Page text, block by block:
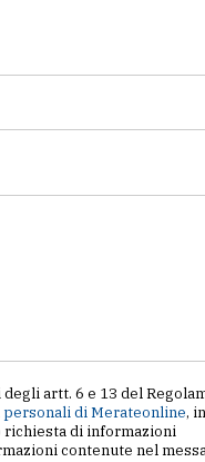
artt. 6 e 13 del
di Merateonline,
richiesta di informazioni
contenute nel